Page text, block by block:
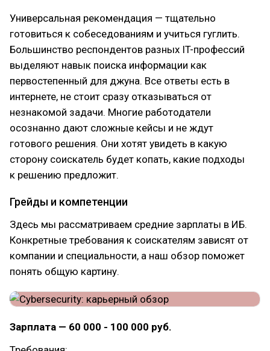
Универсальная рекомендация — тщательно
готовиться к собеседованиям и учиться гуглить.
Большинство респондентов разных IT-профессий
выделяют навык поиска информации как
первостепенный для джуна. Все ответы есть в
интернете, не стоит сразу отказываться от
незнакомой задачи. Многие работодатели
осознанно дают сложные кейсы и не ждут
готового решения. Они хотят увидеть в какую
сторону соискатель будет копать, какие подходы
к решению предложит.
Грейды и компетенции
Здесь мы рассматриваем средние зарплаты в ИБ.
Конкретные требования к соискателям зависят от
компании и специальности, а наш обзор поможет
понять общую картину.
Зарплата — 60 000 - 100 000 руб.